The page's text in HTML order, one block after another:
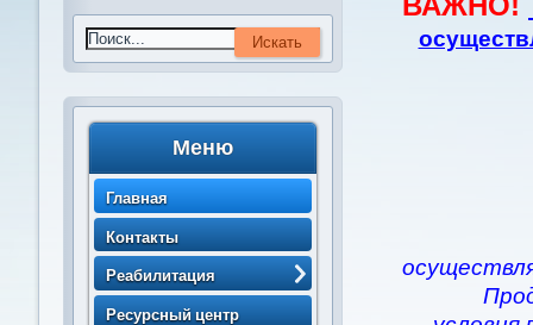
Меню
Главная
Контакты
Реабилитация
> Порядок направления
Ресурсный центр